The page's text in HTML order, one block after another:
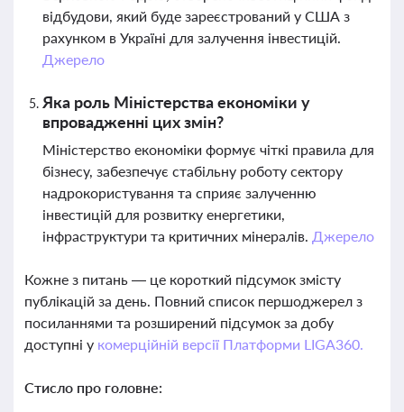
відбудови, який буде зареєстрований у США з
рахунком в Україні для залучення інвестицій.
Джерело
Яка роль Міністерства економіки у
впровадженні цих змін?
Міністерство економіки формує чіткі правила для
бізнесу, забезпечує стабільну роботу сектору
надрокористування та сприяє залученню
інвестицій для розвитку енергетики,
інфраструктури та критичних мінералів. Джерело
Кожне з питань — це короткий підсумок змісту
публікацій за день. Повний список першоджерел з
посиланнями та розширений підсумок за добу
доступні у комерційній версії Платформи LIGA360.
Стисло про головне: